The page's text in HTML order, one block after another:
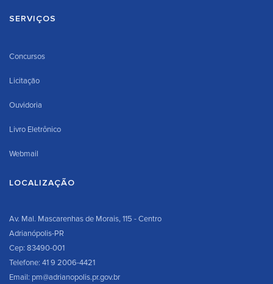
SERVIÇOS
Concursos
Licitação
Ouvidoria
Livro Eletrônico
Webmail
LOCALIZAÇÃO
Av. Mal. Mascarenhas de Morais, 115 - Centro
Adrianópolis-PR
Cep: 83490-001
Telefone: 41 9 2006-4421
Email: pm@adrianopolis.pr.gov.br